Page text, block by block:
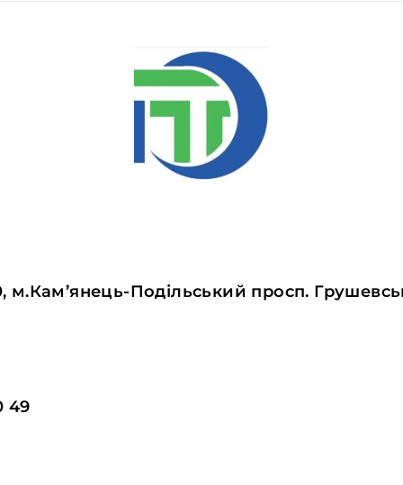
м.Кам’янець-Подільський просп.
49